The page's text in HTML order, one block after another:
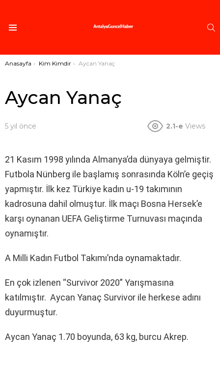
Buradasınız:
Anasayfa Kim Kimdir Aycan Yanaç
Aycan Yanaç
5 yıl önce 2.1-e Views
21 Kasım 1998 yılında Almanya’da dünyaya gelmiştir.
Futbola Nünberg ile başlamış sonrasında Köln’e geçiş
yapmıştır. İlk kez Türkiye kadın u-19 takımının
kadrosuna dahil olmuştur. İlk maçı Bosna Hersek’e
karşı oynanan UEFA Geliştirme Turnuvası maçında
oynamıştır.
A Milli Kadın Futbol Takımı’nda oynamaktadır.
En çok izlenen “Survivor 2020” Yarışmasına
katılmıştır. Aycan Yanaç Survivor ile herkese adını
duyurmuştur.
Aycan Yanaç 1.70 boyunda, 63 kg, burcu Akrep.